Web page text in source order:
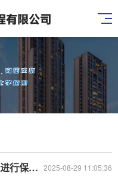
2025-08-29 11:05:36
保护？